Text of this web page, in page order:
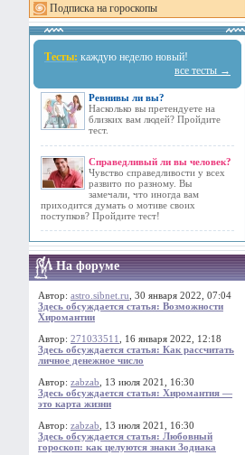
Подписка на гороскопы
Тесты: каждую неделю новый!
все тесты →
Ревнивы ли вы?
Насколько вы претендуете на
близких вам людей? Пройдите
тест.
Справедливый ли вы человек?
Чувство справедливости у всех
развито по разному. Вы
замечали, что иногда вам
приходится думать о мотиве своих
поступков? Пройдите тест!
На форуме
Автор: astro.sibnet.ru , 30 января 2022, 07:04
Здесь обсуждается статья: Возможности
Хиромантии
Автор: 271033511
, 16 января 2022, 12:18
Здесь обсуждается статья: Как рассчитать
личное денежное число
Автор: zabzab , 13 июля 2021, 16:30
Здесь обсуждается статья: Хиромантия —
это карта жизни
Автор: zabzab , 13 июля 2021, 16:30
Здесь обсуждается статья: Любовный
гороскоп: как целуются знаки Зодиака